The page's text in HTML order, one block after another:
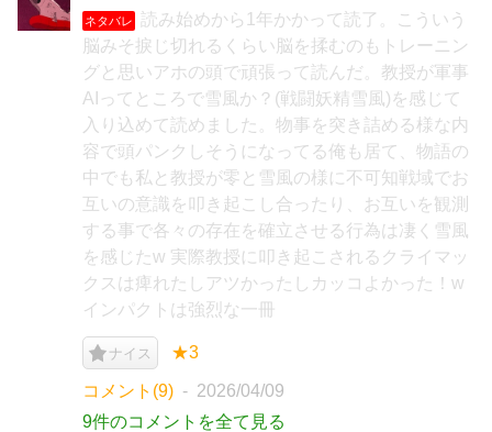
ネタバレ
読み始めから1年かかって読了。こういう
脳みそ捩じ切れるくらい脳を揉むのもトレーニン
グと思いアホの頭で頑張って読んだ。教授が軍事
AIってところで雪風か？(戦闘妖精雪風)を感じて
入り込めて読めました。物事を突き詰める様な内
容で頭パンクしそうになってる俺も居て、物語の
中でも私と教授が零と雪風の様に不可知戦域でお
互いの意識を叩き起こし合ったり、お互いを観測
する事で各々の存在を確立させる行為は凄く雪風
を感じたw 実際教授に叩き起こされるクライマッ
クスは痺れたしアツかったしカッコよかった！w
インパクトは強烈な一冊
ナイス ★3
コメント(9)
2026/04/09
9件のコメントを全て見る